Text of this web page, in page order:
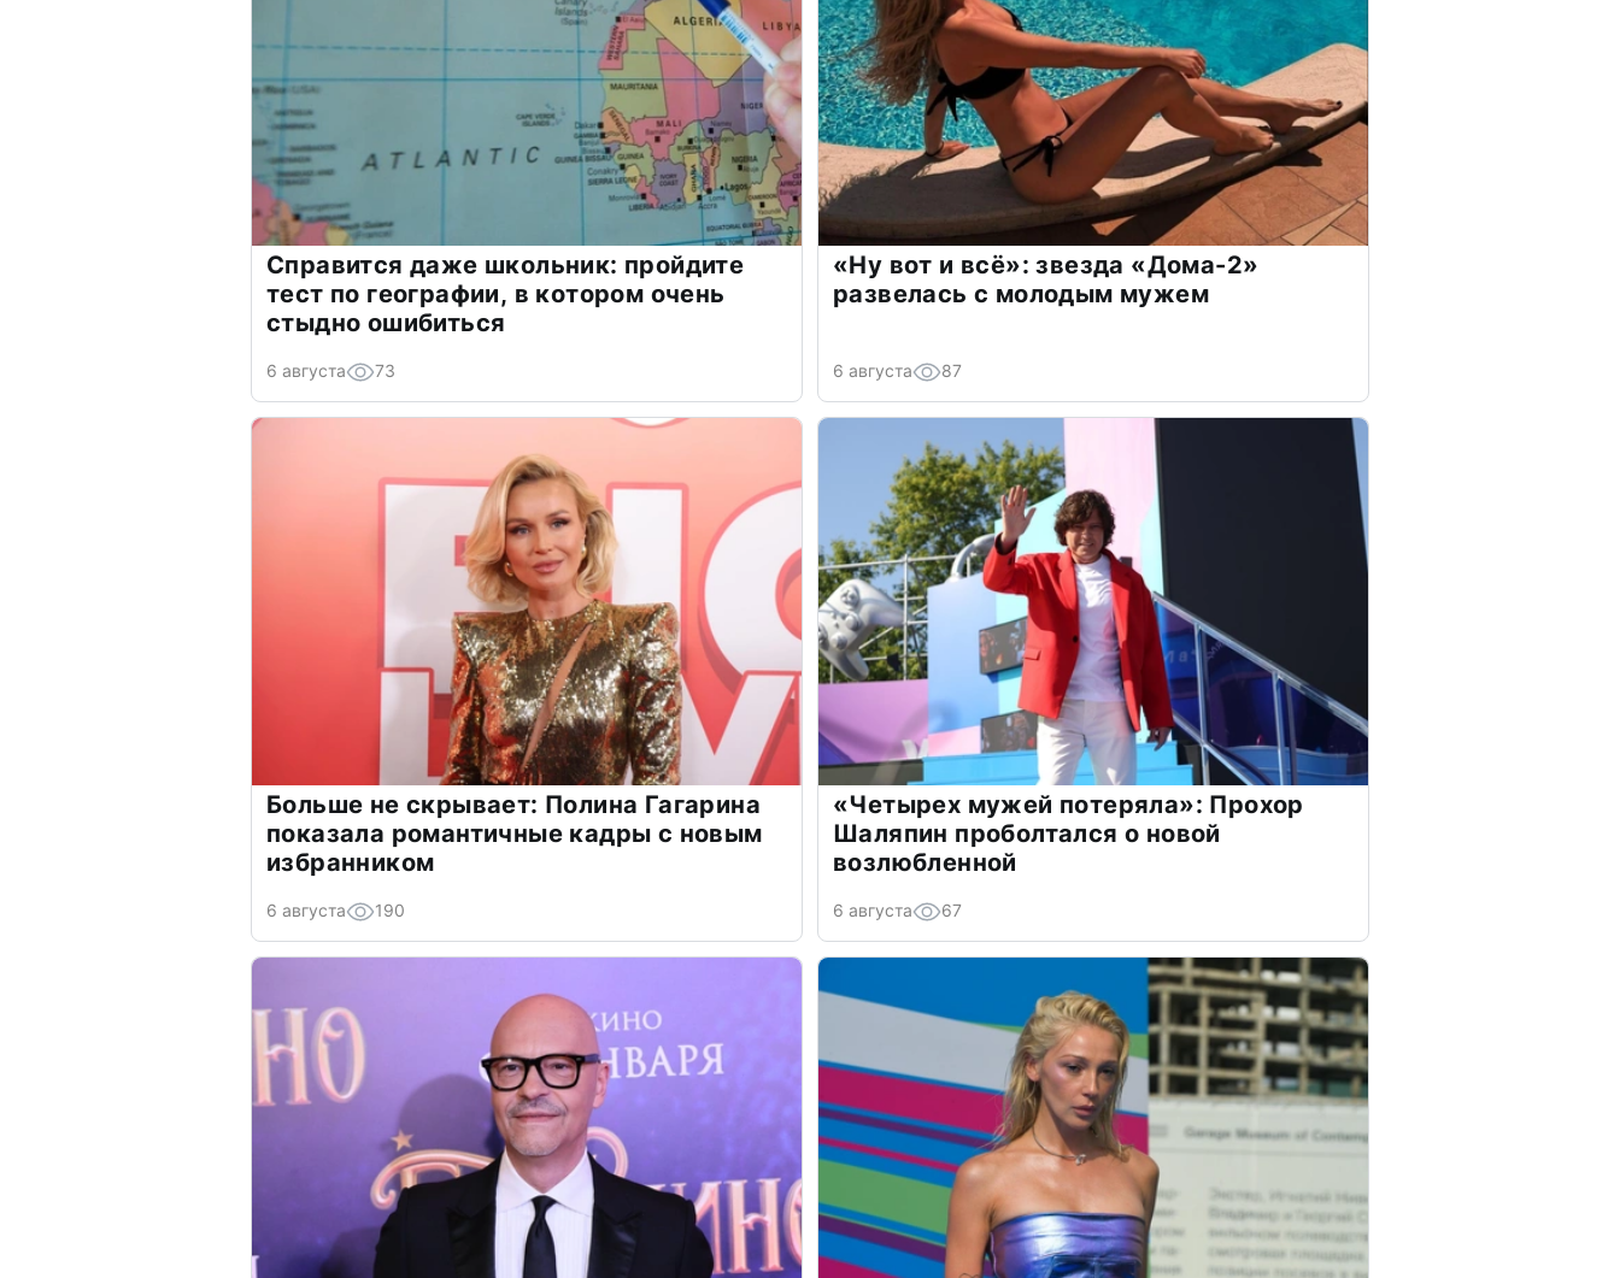
Справится даже школьник: пройдите
тест по географии, в котором очень
стыдно ошибиться
6 августа 73
«Ну вот и всё»: звезда «Дома-2»
развелась с молодым мужем
6 августа 87
Больше не скрывает: Полина Гагарина
показала романтичные кадры с новым
избранником
6 августа 190
«Четырех мужей потеряла»: Прохор
Шаляпин проболтался о новой
возлюбленной
6 августа 67